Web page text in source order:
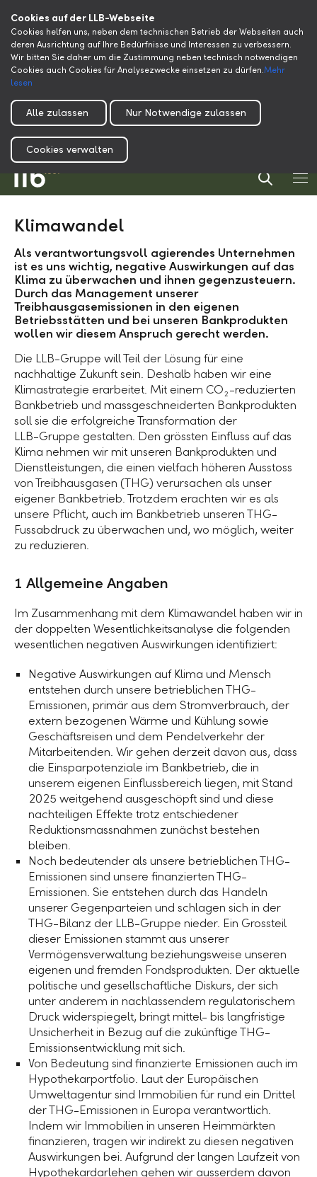
Cookies auf der LLB-Webseite
Cookies helfen uns, neben dem technischen Betrieb der Webseiten auch
deren Ausrichtung auf Ihre Bedürfnisse und Interessen zu verbessern.
Wir bitten Sie daher um die Zustimmung neben technisch notwendigen
Cookies auch Cookies für Analysezwecke einsetzen zu dürfen.Mehr
lesen
Alle zulassen Nur Notwendige zulassen
Cookies verwalten
Klimawandel
Als verantwortungsvoll agierendes Unternehmen
ist es uns wichtig, negative Auswirkungen auf das
Klima zu überwachen und ihnen gegenzusteuern.
Durch das Management unserer
Treibhausgasemissionen in den eigenen
Betriebsstätten und bei unseren Bankprodukten
wollen wir diesem Anspruch gerecht werden.
Die LLB-Gruppe will Teil der Lösung für eine
nachhaltige Zukunft sein. Deshalb haben wir eine
Klimastrategie erarbeitet. Mit einem CO2 -reduzierten
Bankbetrieb und massgeschneiderten Bankprodukten
soll sie die erfolgreiche Transformation der
LLB-Gruppe gestalten. Den grössten Einfluss auf das
Klima nehmen wir mit unseren Bankprodukten und
Dienstleistungen, die einen vielfach höheren Ausstoss
von Treibhausgasen (THG) verursachen als unser
eigener Bankbetrieb. Trotzdem erachten wir es als
unsere Pflicht, auch im Bankbetrieb unseren THG-
Fussabdruck zu überwachen und, wo möglich, weiter
zu reduzieren.
1 Allgemeine Angaben
Im Zusammenhang mit dem Klimawandel haben wir in
der doppelten Wesentlichkeitsanalyse die folgenden
wesentlichen negativen Auswirkungen identifiziert:
Negative Auswirkungen auf Klima und Mensch
entstehen durch unsere betrieblichen THG-
Emissionen, primär aus dem Stromverbrauch, der
extern bezogenen Wärme und Kühlung sowie
Geschäftsreisen und dem Pendelverkehr der
Mitarbeitenden. Wir gehen derzeit davon aus, dass
die Einsparpotenziale im Bankbetrieb, die in
unserem eigenen Einflussbereich liegen, mit Stand
2025 weitgehend ausgeschöpft sind und diese
nachteiligen Effekte trotz entschiedener
Reduktionsmassnahmen zunächst bestehen
bleiben.
Noch bedeutender als unsere betrieblichen THG-
Emissionen sind unsere finanzierten THG-
Emissionen. Sie entstehen durch das Handeln
unserer Gegenparteien und schlagen sich in der
THG-Bilanz der LLB-Gruppe nieder. Ein Grossteil
dieser Emissionen stammt aus unserer
Vermögensverwaltung beziehungsweise unseren
eigenen und fremden Fondsprodukten. Der aktuelle
politische und gesellschaftliche Diskurs, der sich
unter anderem in nachlassendem regulatorischem
Druck widerspiegelt, bringt mittel- bis langfristige
Unsicherheit in Bezug auf die zukünftige THG-
Emissionsentwicklung mit sich.
Von Bedeutung sind finanzierte Emissionen auch im
Hypothekarportfolio. Laut der Europäischen
Umweltagentur sind Immobilien für rund ein Drittel
der THG-Emissionen in Europa verantwortlich.
Indem wir Immobilien in unseren Heimmärkten
finanzieren, tragen wir indirekt zu diesen negativen
Auswirkungen bei. Aufgrund der langen Laufzeit von
Hypothekardarlehen gehen wir ausserdem davon